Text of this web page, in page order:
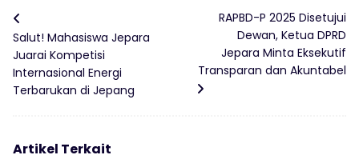
Salut! Mahasiswa Jepara
Juarai Kompetisi
Internasional Energi
Terbarukan di Jepang
RAPBD-P 2025 Disetujui
Dewan, Ketua DPRD
Jepara Minta Eksekutif
Transparan dan Akuntabel
Artikel Terkait